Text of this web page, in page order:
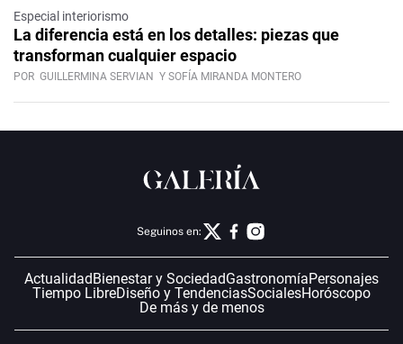
Especial interiorismo
La diferencia está en los detalles: piezas que
transforman cualquier espacio
POR GUILLERMINA SERVIAN Y SOFÍA MIRANDA MONTERO
Seguinos en:
Actualidad Bienestar y SociedadGastronomíaPersonajes
Tiempo LibreDiseño y TendenciasSocialesHoróscopo
De más y de menos